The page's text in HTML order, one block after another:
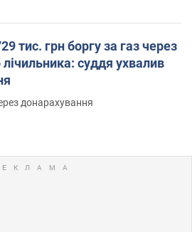
тис. грн боргу за газ через
лічильника: суддя ухвалив
донарахування